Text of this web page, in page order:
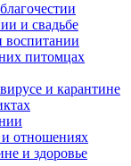
и свадьбе
воспитании
питомцах
и карантине
отношениях
и здоровье